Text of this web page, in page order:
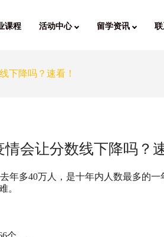
课程 活动中心 留学资讯 联
下降吗？速看！
会让分数线下降吗？
年多40万人，是十年内人数最多的
。